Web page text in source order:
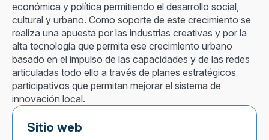
económica y política permitiendo el desarrollo social,
cultural y urbano. Como soporte de este crecimiento se
realiza una apuesta por las industrias creativas y por la
alta tecnología que permita ese crecimiento urbano
basado en el impulso de las capacidades y de las redes
articuladas todo ello a través de planes estratégicos
participativos que permitan mejorar el sistema de
innovación local.
Sitio web